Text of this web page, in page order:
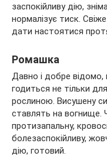
заспокійливу дію,
нормалізує тиск.
дати настоятися
Ромашка
Давно і добре
годиться не тільки
рослиною. Висушену
ставлять на вогнище.
протизапальну,
болезаспокійливу,
дію, готовий.